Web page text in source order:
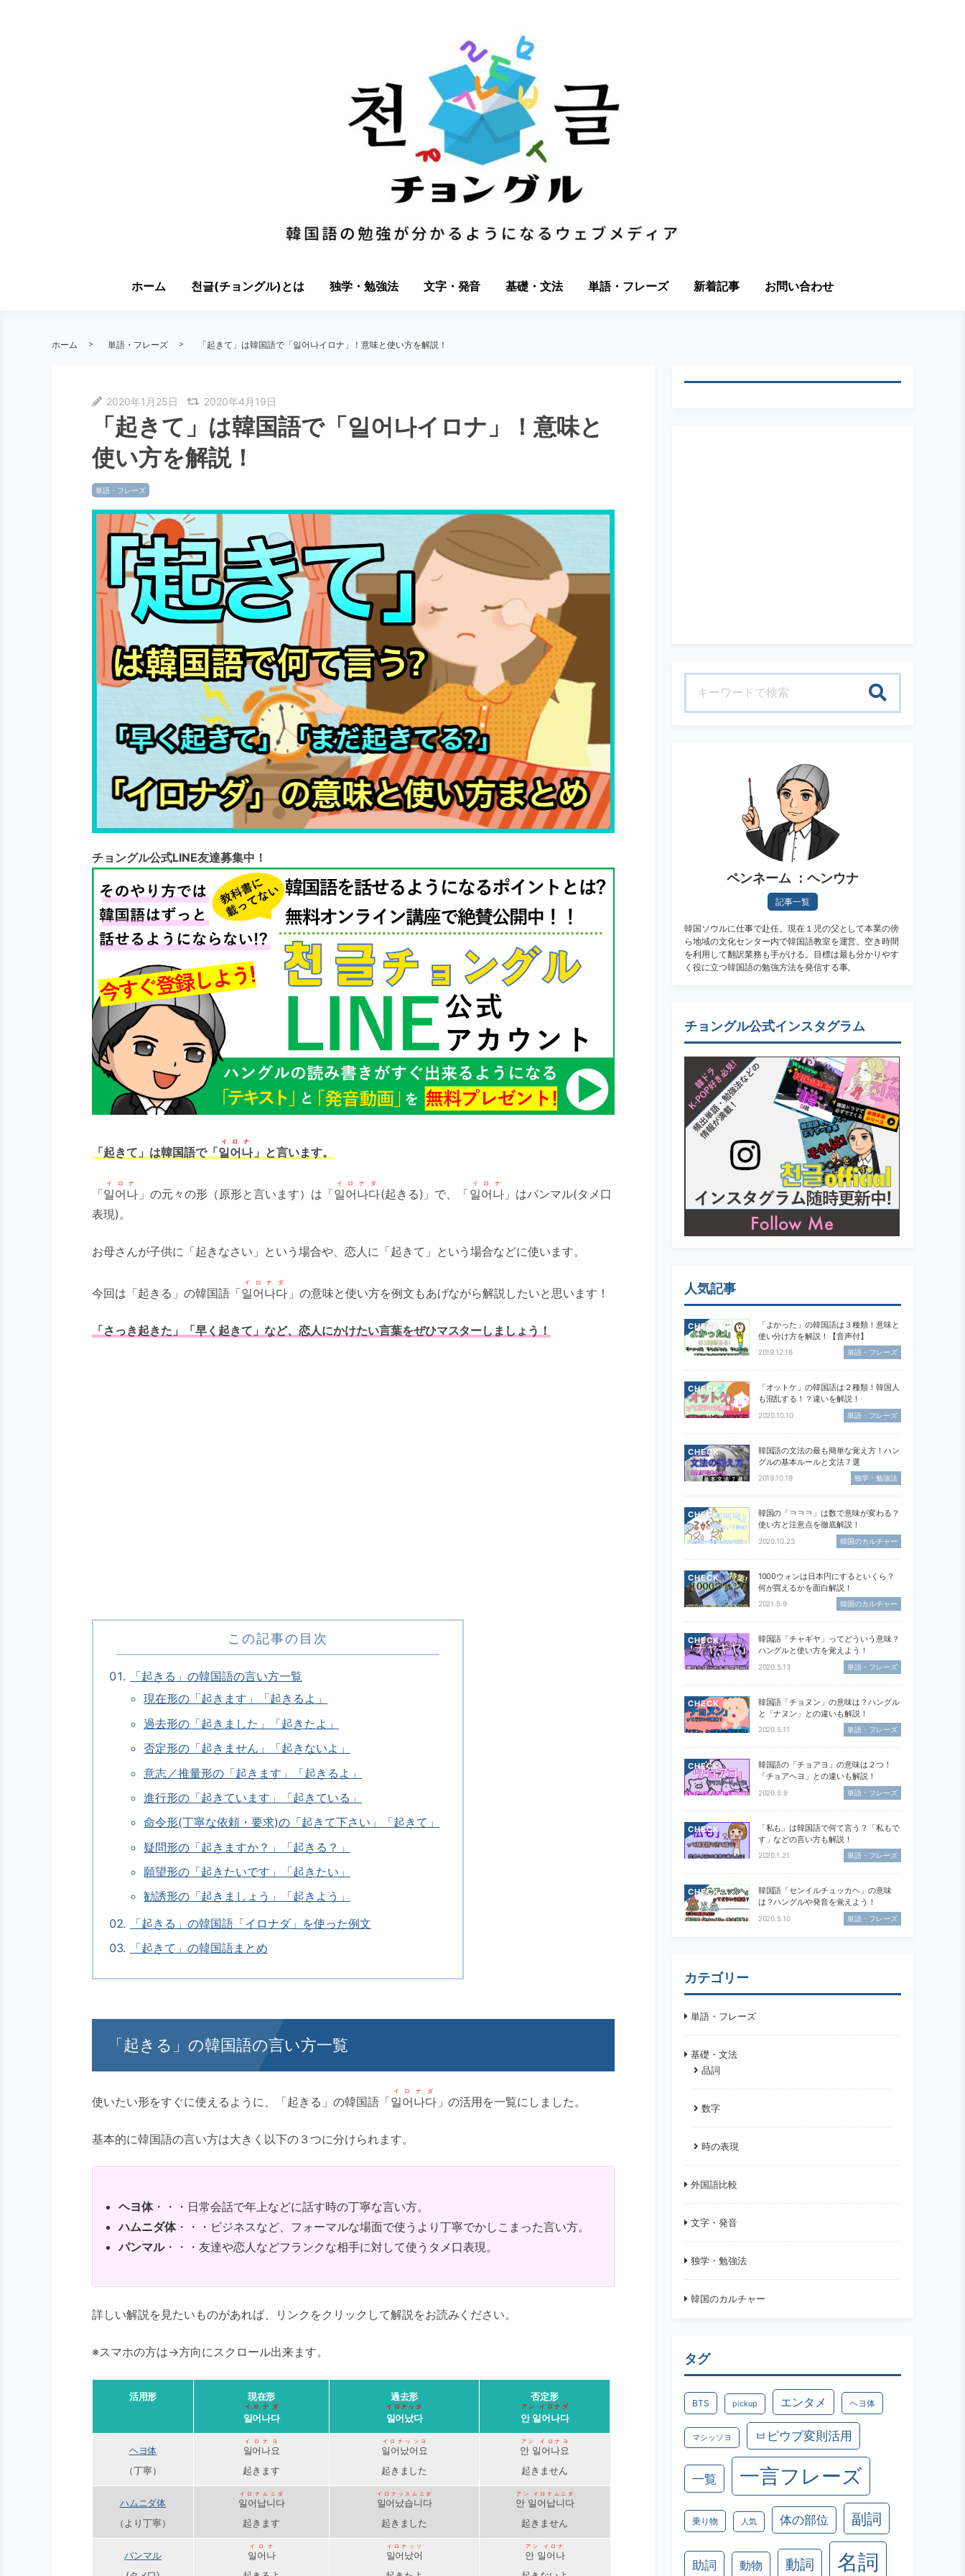
ホーム 천글(チョングル)とは 独学・勉強法 文字・発音 基礎・文法 単語・フレーズ 新着記事 お問い合わせ
ホーム 単語・フレーズ 「起きて」は韓国語で「일어나イロナ」！意味と使い方を解説！
2020年1月25日 2020年4月19日
「起きて」は韓国語で「일어나イロナ」！意味と
使い方を解説！
単語・フレーズ
チョングル公式LINE友達募集中！
「起きて」は韓国語で「일어나
イロナ
」と言います。
「일어나
イロナ
」の元々の形（原形と言います）は「일어나다
イロナダ
(起きる)」で、「일어나
イロナ
」はパンマル(タメ口
表現)。
お母さんが子供に「起きなさい」という場合や、恋人に「起きて」という場合などに使います。
今回は「起きる」の韓国語「일어나다
イロナダ
」の意味と使い方を例文もあげながら解説したいと思います！
「さっき起きた」「早く起きて」など、恋人にかけたい言葉をぜひマスターしましょう！
この記事の目次
「起きる」の韓国語の言い方一覧
現在形の「起きます」「起きるよ」
過去形の「起きました」「起きたよ」
否定形の「起きません」「起きないよ」
意志／推量形の「起きます」「起きるよ」
進行形の「起きています」「起きている」
命令形(丁寧な依頼・要求)の「起きて下さい」「起きて」
疑問形の「起きますか？」「起きる？」
願望形の「起きたいです」「起きたい」
勧誘形の「起きましょう」「起きよう」
「起きる」の韓国語「イロナダ」を使った例文
「起きて」の韓国語まとめ
「起きる」の韓国語の言い方一覧
使いたい形をすぐに使えるように、「起きる」の韓国語「일어나다
イロナダ
」の活用を一覧にしました。
基本的に韓国語の言い方は大きく以下の３つに分けられます。
ヘヨ体・・・日常会話で年上などに話す時の丁寧な言い方。
ハムニダ体・・・ビジネスなど、フォーマルな場面で使うより丁寧でかしこまった言い方。
パンマル・・・友達や恋人などフランクな相手に対して使うタメ口表現。
詳しい解説を見たいものがあれば、リンクをクリックして解説をお読みください。
※スマホの方は→方向にスクロール出来ます。
活用形
現在形
일어나다
イロナダ
過去形
일어났다
イロナッタ
否定形
안 일어나다
アン イロナダ
ヘヨ体
（丁寧）
일어나요
イロナヨ
起きます
일어났어요
イロナッソヨ
起きました
안 일어나요
アン イロナヨ
起きません
ハムニダ体
（より丁寧）
일어납니다
イロナムニダ
起きます
일어났습니다
イロナッスムニダ
起きました
안 일어납니다
アン イロナムニダ
起きません
パンマル
일어나
イロナ
일어났어
イロナッソ
안 일어나
アン イロナ
ペンネーム ：ヘンウナ
記事一覧
韓国ソウルに仕事で赴任。現在１児の父として本業の傍
ら地域の文化センター内で韓国語教室を運営。空き時間
を利用して翻訳業務も手がける。目標は最も分かりやす
く役に立つ韓国語の勉強方法を発信する事。
チョングル公式インスタグラム
人気記事
CHECK
「よかった」の韓国語は３種類！意味と
使い分け方を解説！【音声付】
2019.12.16 単語・フレーズ
CHECK
「オットケ」の韓国語は２種類！韓国人
も混乱する！？違いを解説！
2020.10.10 単語・フレーズ
CHECK
韓国語の文法の最も簡単な覚え方！ハン
グルの基本ルールと文法７選
2019.10.19 独学・勉強法
CHECK
韓国の「ㅋㅋㅋ」は数で意味が変わる？
使い方と注意点を徹底解説！
2020.10.23 韓国のカルチャー
CHECK
1000ウォンは日本円にするといくら？
何が買えるかを面白解説！
2021.5.9 韓国のカルチャー
CHECK
韓国語「チャギヤ」ってどういう意味？
ハングルと使い方を覚えよう！
2020.5.13 単語・フレーズ
CHECK
韓国語「チョヌン」の意味は？ハングル
と「ナヌン」との違いも解説！
2020.5.11 単語・フレーズ
CHECK
韓国語の「チョアヨ」の意味は２つ！
「チョアヘヨ」との違いも解説！
2020.5.9 単語・フレーズ
CHECK
「私も」は韓国語で何て言う？「私もで
す」などの言い方も解説！
2020.1.21 単語・フレーズ
CHECK
韓国語「センイルチュッカヘ」の意味
は？ハングルや発音を覚えよう！
2020.5.10 単語・フレーズ
カテゴリー
単語・フレーズ
基礎・文法
品詞
数字
時の表現
外国語比較
文字・発音
独学・勉強法
韓国のカルチャー
タグ
BTS pickup エンタメ ヘヨ体
マシッソヨ ㅂピウプ変則活用
一覧 一言フレーズ
乗り物 人気 体の部位 副詞
助詞 動物 動詞 名詞